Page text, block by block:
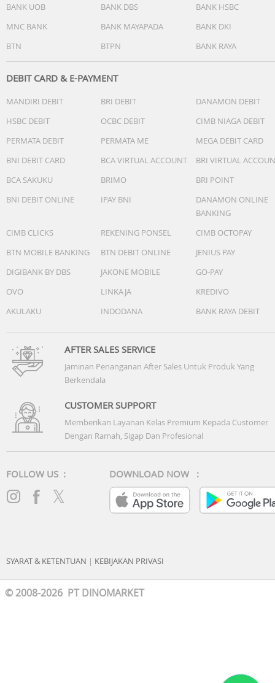
BANK UOB
BANK DBS
BANK HSBC
MNC BANK
BANK MAYAPADA
BANK DKI
BTN
BTPN BANK RAYA
DEBIT CARD & E-PAYMENT
MANDIRI DEBIT BRI DEBIT
DANAMON DEBIT
HSBC DEBIT
OCBC DEBIT
CIMB NIAGA DEBIT
PERMATA DEBIT
PERMATA ME
MEGA DEBIT CARD
BNI DEBIT CARD
BCA VIRTUAL ACCOUNT
BRI VIRTUAL
BCA SAKUKU
BRIMO
BRI POINT
BNI DEBIT ONLINE
IPAY BNI
DANAMON ONLINE
BANKING
CIMB CLICKS
REKENING PONSEL
CIMB OCTOPAY
BTN MOBILE BANKING
BTN DEBIT ONLINE
JENIUS PAY
DIGIBANK BY DBS
JAKONE MOBILE
GO-PAY
OVO
LINKAJA
KREDIVO
AKULAKU
INDODANA BANK RAYA DEBIT
AFTER SALES SERVICE
Jaminan Penanganan After Sales Untuk Produk Yang
Berkendala
CUSTOMER SUPPORT
Memberikan Layanan Kelas Premium Kepada Customer
Dengan Ramah, Sigap Dan Profesional
FOLLOW US : DOWNLOAD NOW :
SYARAT & KETENTUAN | KEBIJAKAN PRIVASI
© 2008-2026 PT DINOMARKET